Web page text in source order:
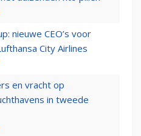
nieuwe CEO’s voor
City Airlines
en vracht op
in tweede